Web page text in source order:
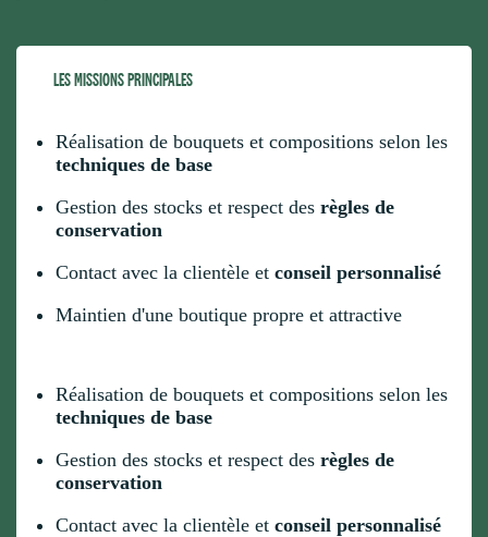
LES MISSIONS PRINCIPALES
Réalisation de bouquets et compositions selon les
techniques de base
Gestion des stocks et respect des règles de
conservation
Contact avec la clientèle et conseil personnalisé
Maintien d'une boutique propre et attractive
Réalisation de bouquets et compositions selon les
techniques de base
Gestion des stocks et respect des règles de
conservation
Contact avec la clientèle et conseil personnalisé